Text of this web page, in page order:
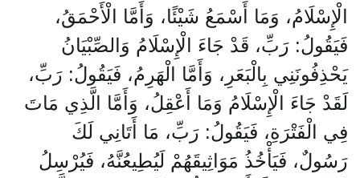
الْإِسْلَامُ، وَمَا أَسْمَعُ شَيْئًا، وَأَمَّا الْأَحْمَقُ،
فَيَقُولُ: رَبِّ، قَدْ جَاءَ الْإِسْلَامُ وَالصِّبْيَانُ
يَحْذِفُونَنِي بِالْبَعَرِ، وَأَمَّا الْهَرِمُ، فَيَقُولُ: رَبِّ،
لَقَدْ جَاءَ الْإِسْلَامُ وَمَا أَعْقِلُ، وَأَمَّا الَّذِي مَاتَ
فِي الْفَتْرَةِ، فَيَقُولُ: رَبِّ، مَا أَتَانِي لَكَ
رَسُولٌ، فَيَأْخُذُ مَوَاثِيقَهُمْ لَيُطِيعُنَّهُ، فَيُرْسِلُ